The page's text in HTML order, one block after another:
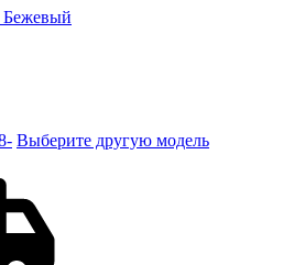
Бежевый
Выберите другую модель